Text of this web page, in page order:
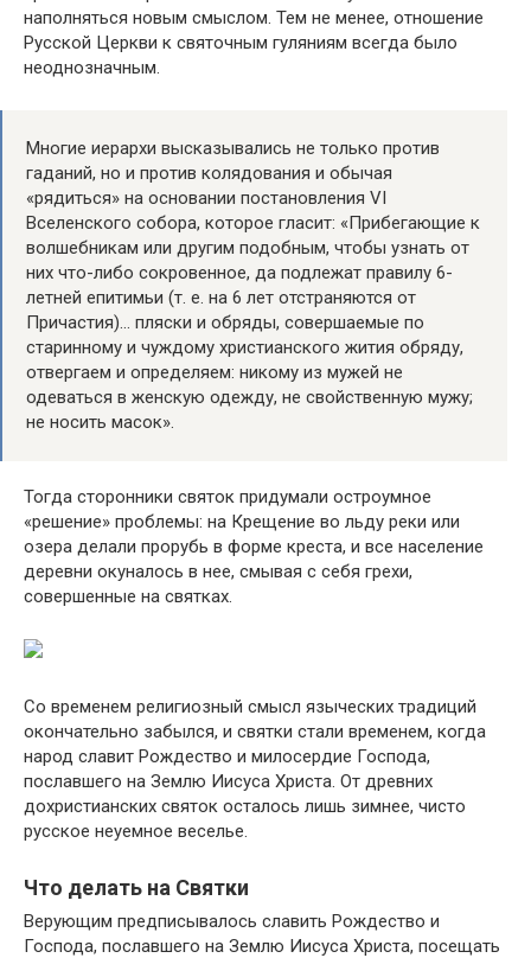
наполняться новым смыслом. Тем не менее, отношение
Русской Церкви к святочным гуляниям всегда было
неоднозначным.
Многие иерархи высказывались не только против
гаданий, но и против колядования и обычая
«рядиться» на основании постановления VI
Вселенского собора, которое гласит: «Прибегающие к
волшебникам или другим подобным, чтобы узнать от
них что-либо сокровенное, да подлежат правилу 6-
летней епитимьи (т. е. на 6 лет отстраняются от
Причастия)… пляски и обряды, совершаемые по
старинному и чуждому христианского жития обряду,
отвергаем и определяем: никому из мужей не
одеваться в женскую одежду, не свойственную мужу;
не носить масок».
Тогда сторонники святок придумали остроумное
«решение» проблемы: на Крещение во льду реки или
озера делали прорубь в форме креста, и все население
деревни окуналось в нее, смывая с себя грехи,
совершенные на святках.
Со временем религиозный смысл языческих традиций
окончательно забылся, и святки стали временем, когда
народ славит Рождество и милосердие Господа,
пославшего на Землю Иисуса Христа. От древних
дохристианских святок осталось лишь зимнее, чисто
русское неуемное веселье.
Что делать на Святки
Верующим предписывалось славить Рождество и
Господа, пославшего на Землю Иисуса Христа, посещать